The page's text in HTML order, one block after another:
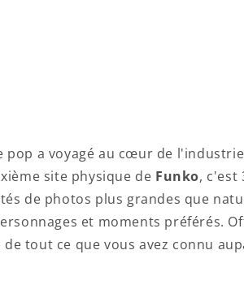
pop a voyagé au cœur de
site physique de Funko, c'est
de photos plus grandes que
et moments préférés.
tout ce que vous avez connu